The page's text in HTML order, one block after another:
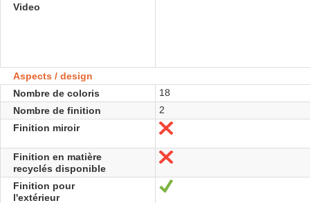
Video
Aspects / design
Nombre de coloris
18
Nombre de finition
2
Finition miroir
Nein
Finition en matière
recyclés disponible
Nein
Finition pour
l'extérieur
Ja